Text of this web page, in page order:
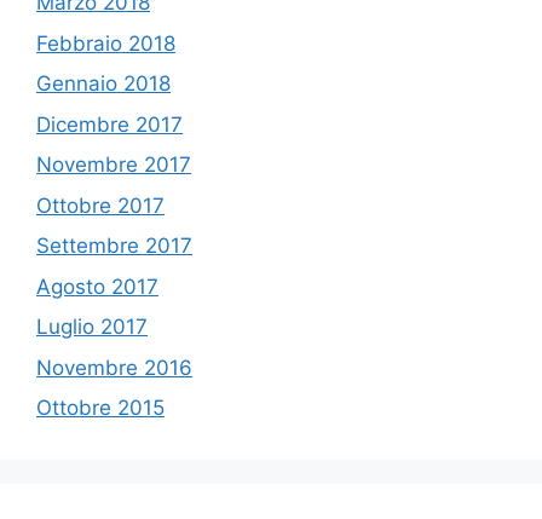
Febbraio 2018
Gennaio 2018
Dicembre 2017
Novembre 2017
Ottobre 2017
Settembre 2017
Agosto 2017
Luglio 2017
Novembre 2016
Ottobre 2015